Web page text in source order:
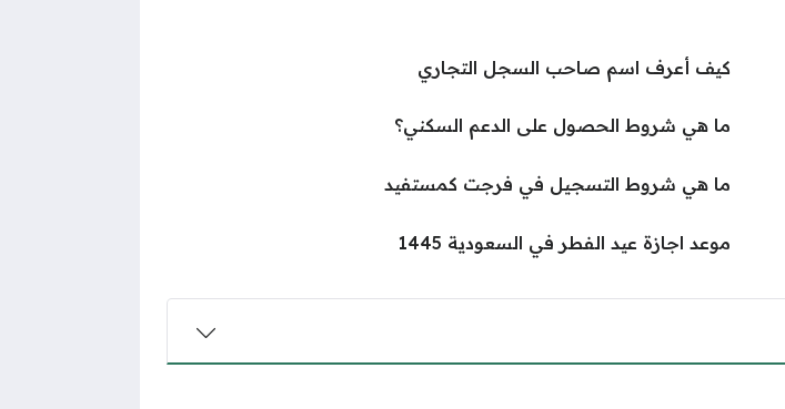
كيف أعرف اسم صاحب السجل التجاري
ما هي شروط الحصول على الدعم السكني؟
ما هي شروط التسجيل في فرجت كمستفيد
موعد اجازة عيد الفطر في السعودية 1445